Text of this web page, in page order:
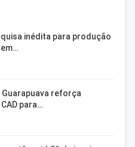
inédita para produção
reforça
para…